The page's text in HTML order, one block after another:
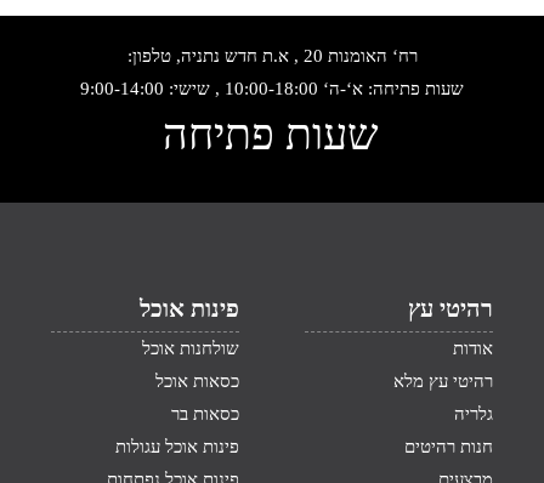
רח‘ האומנות 20 , א.ת חדש נתניה, טלפון:
שעות פתיחה: א‘-ה‘ 10:00-18:00 , שישי: 9:00-14:00
שעות פתיחה
רהיטי עץ
אודות
רהיטי עץ מלא
גלריה
חנות רהיטים
פינות אוכל
שולחנות אוכל
כסאות אוכל
כסאות בר
פינות אוכל עגולות